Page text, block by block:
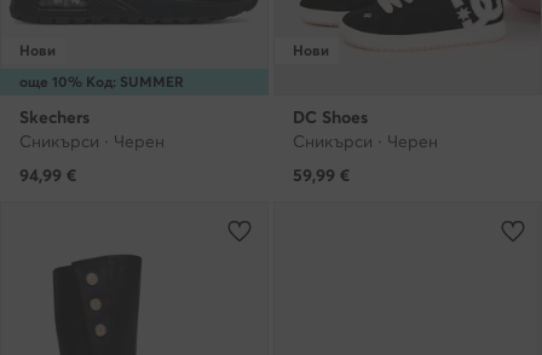
още 10% Код: SUMMER
Нови
Skechers
Сникърси · Черен
94,99 €
Нови
DC Shoes
Сникърси · Черен
59,99 €